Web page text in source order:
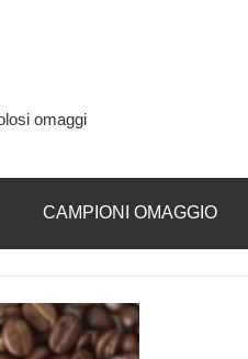
omaggi
CAMPIONI OMAGGIO